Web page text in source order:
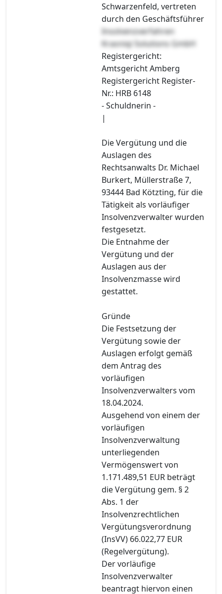
Schwarzenfeld, vertreten
durch den Geschäftsführer
Insolvenzverfahren
Krasniqi Solutions GmbH
Registergericht:
Amtsgericht Amberg
Registergericht Register-
Nr.: HRB 6148
- Schuldnerin -
|
Die Vergütung und die
Auslagen des
Rechtsanwalts Dr. Michael
Burkert, Müllerstraße 7,
93444 Bad Kötzting, für die
Tätigkeit als vorläufiger
Insolvenzverwalter wurden
festgesetzt.
Die Entnahme der
Vergütung und der
Auslagen aus der
Insolvenzmasse wird
gestattet.
Gründe
Die Festsetzung der
Vergütung sowie der
Auslagen erfolgt gemäß
dem Antrag des
vorläufigen
Insolvenzverwalters vom
18.04.2024.
Ausgehend von einem der
vorläufigen
Insolvenzverwaltung
unterliegenden
Vermögenswert von
1.171.489,51 EUR beträgt
die Vergütung gem. § 2
Abs. 1 der
Insolvenzrechtlichen
Vergütungsverordnung
(InsVV) 66.022,77 EUR
(Regelvergütung).
Der vorläufige
Insolvenzverwalter
beantragt hiervon einen